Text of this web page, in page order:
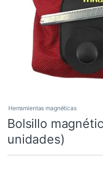
Herramientas magnéticas
Bolsillo
unidades)